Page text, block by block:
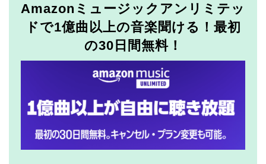
Amazonミュージックアンリミテッ
ドで1億曲以上の音楽聞ける！最初
の30日間無料！